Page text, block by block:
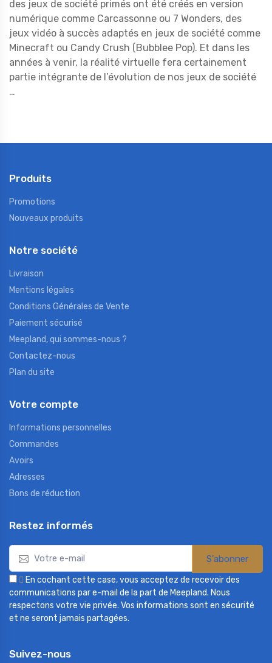
des jeux de société primés ont été créés en version
numérique comme Carcassonne ou 7 Wonders, des
jeux vidéo à succès adaptés en jeux de société comme
Minecraft ou Candy Crush (Bubblee Pop). Et dans les
années à venir, la réalité virtuelle fera certainement
partie intégrante de l’évolution de nos jeux de société
…
Produits
Promotions
Nouveaux produits
Notre société
Livraison
Mentions légales
Conditions Générales de Vente
Paiement sécurisé
Meepland, qui sommes-nous ?
Contactez-nous
Plan du site
Votre compte
Informations personnelles
Commandes
Avoirs
Adresses
Bons de réduction
Restez informés
S'abonner
 En cochant cette case, vous acceptez de recevoir des
communications par e-mail de la part de Meepland. Nous
respectons votre vie privée. Vos informations sont en sécurité
et ne seront jamais partagées.
Suivez-nous